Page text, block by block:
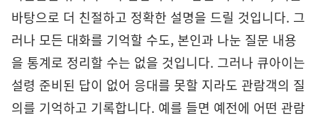
바탕으로 더 친절하고 정확한 설명을 드릴 것입니다. 그
러나 모든 대화를 기억할 수도, 본인과 나눈 질문 내용
을 통계로 정리할 수는 없을 것입니다. 그러나 큐아이는
설령 준비된 답이 없어 응대를 못할 지라도 관람객의 질
의를 기억하고 기록합니다. 예를 들면 예전에 어떤 관람